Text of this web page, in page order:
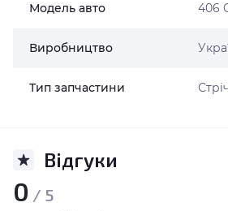
Модель авто 406
Виробництво
Тип запчастини
Відгуки
0 / 5